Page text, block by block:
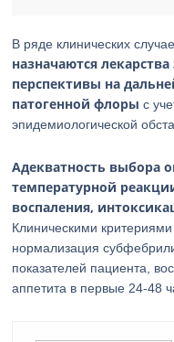
В ряде клинических
назначаются
перспективы на
патогенной флоры с
эпидемиологической
Адекватность выбора
температурной
воспаления,
Клиническими
нормализация
показателей пациента,
аппетита в первые 24-48